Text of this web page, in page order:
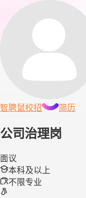
智聘鼠校招 简历
公司治理岗
面议
本科及以上
不限专业